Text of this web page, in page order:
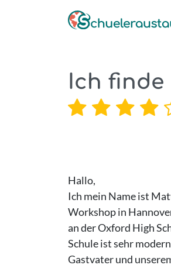
Ich
Hallo,
Ich mein Name ist
Workshop in
an der Oxford High
Schule ist sehr
Gastvater und